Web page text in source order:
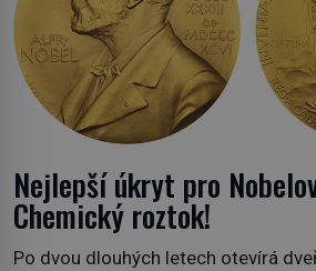
Nejlepší úkryt pro
Chemický roztok!
Po dvou dlouhých letech otevírá